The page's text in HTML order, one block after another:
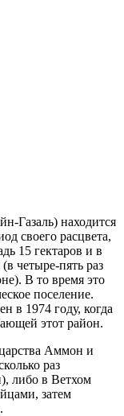
Газаль) находится
своего расцвета,
15 гектаров и в
четыре-пять раз
). В то время это
поселение.
в 1974 году, когда
этот район.
Аммон и
раз
либо в Ветхом
затем